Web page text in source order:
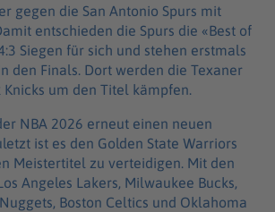
gegen die San Antonio Spurs mit
entschieden die Spurs die «Best of
Siegen für sich und stehen erstmals
den Finals. Dort werden die Texaner
um den Titel kämpfen.
NBA 2026 erneut einen neuen
ist es den Golden State Warriors
Meistertitel zu verteidigen. Mit den
Angeles Lakers, Milwaukee Bucks,
Boston Celtics und Oklahoma